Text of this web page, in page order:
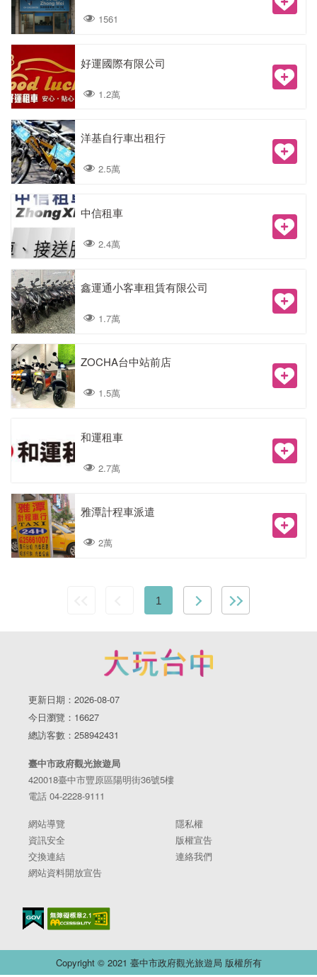
1561
好運國際有限公司
1.2萬
洋基自行車出租行
2.5萬
中信租車
2.4萬
鑫運通小客車租賃有限公司
1.7萬
ZOCHA台中站前店
1.5萬
和運租車
2.7萬
雅潭計程車派遣
2萬
1
更新日期：2026-08-07
今日瀏覽：16627
總訪客數：258942431
臺中市政府觀光旅遊局
420018臺中市豐原區陽明街36號5樓
電話 04-2228-9111
網站導覽
隱私權
資訊安全
版權宣告
交換連結
連絡我們
網站資料開放宣告
Copyright © 2021 臺中市政府觀光旅遊局 版權所有